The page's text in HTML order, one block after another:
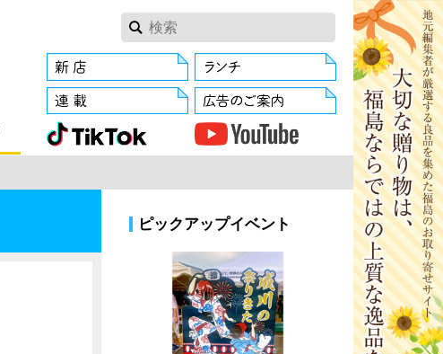
ピックアップイベント